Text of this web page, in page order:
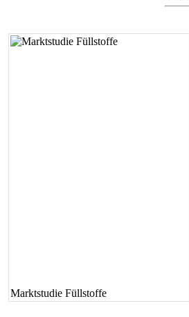
Marktstudie Füllstoffe